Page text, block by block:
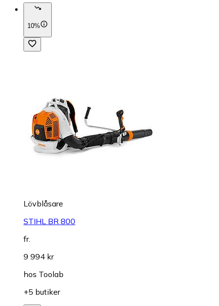
10%
Lövblåsare
STIHL BR 800
fr.
9 994 kr
hos Toolab
+5 butiker